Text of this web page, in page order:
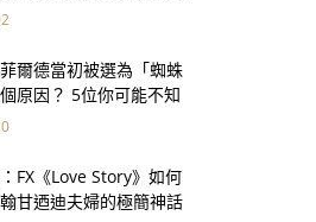
局？
爾德當初被選為「蜘蛛
原因？ 5位你可能不知
特殊才能！
FX《Love Story》如何
甘迺迪夫婦的極簡神話